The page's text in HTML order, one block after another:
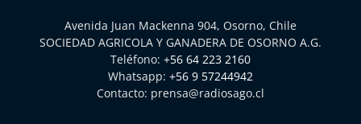
Avenida Juan Mackenna 904, Osorno, Chile
SOCIEDAD AGRICOLA Y GANADERA DE OSORNO A.G.
Teléfono: +56 64 223 2160
Whatsapp: +56 9 57244942
Contacto: prensa@radiosago.cl